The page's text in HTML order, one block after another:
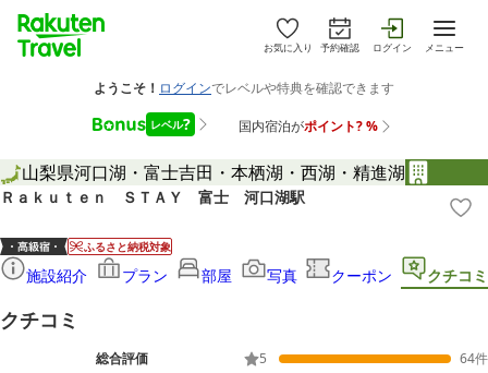
お気に入り 予約確認 ログイン メニュー
山梨県河口湖・富士吉田・本栖湖・西湖・精進湖
Ｒａｋｕｔｅｎ ＳＴＡＹ 富士 河口湖駅
ふるさと納税対象
施設紹介 プラン 部屋 写真 クーポン クチコミ
クチコミ
総合評価 5 64件